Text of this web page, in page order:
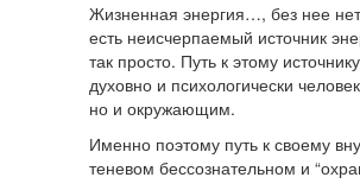
Жизненная энергия…, без нее
есть неисчерпаемый источник
так просто. Путь к этому
духовно и психологически
но и окружающим.
Именно поэтому путь к своему
теневом бессознательном и